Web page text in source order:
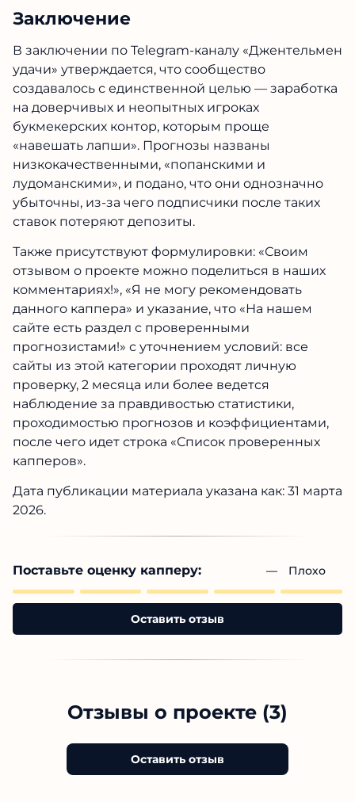
Заключение
В заключении по Telegram-каналу «Джентельмен
удачи» утверждается, что сообщество
создавалось с единственной целью — заработка
на доверчивых и неопытных игроках
букмекерских контор, которым проще
«навешать лапши». Прогнозы названы
низкокачественными, «попанскими и
лудоманскими», и подано, что они однозначно
убыточны, из-за чего подписчики после таких
ставок потеряют депозиты.
Также присутствуют формулировки: «Своим
отзывом о проекте можно поделиться в наших
комментариях!», «Я не могу рекомендовать
данного каппера» и указание, что «На нашем
сайте есть раздел с проверенными
прогнозистами!» с уточнением условий: все
сайты из этой категории проходят личную
проверку, 2 месяца или более ведется
наблюдение за правдивостью статистики,
проходимостью прогнозов и коэффициентами,
после чего идет строка «Список проверенных
капперов».
Дата публикации материала указана как: 31 марта
2026.
Поставьте оценку капперу: — Плохо
Оставить отзыв
Отзывы о проекте (3)
Оставить отзыв